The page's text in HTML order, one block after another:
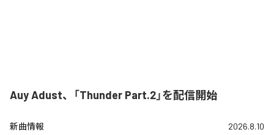
Auy Adust、「Thunder Part.2」を配信開始
新曲情報 2026.8.10